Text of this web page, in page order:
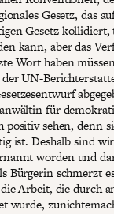
Gesetz, das
Gesetz
kann, aber das
Wort haben
der UN-
für
sehen, denn
ist. Deshalb sind
worden und
Bürgerin schmerzt
Arbeit, die durch
wurde,